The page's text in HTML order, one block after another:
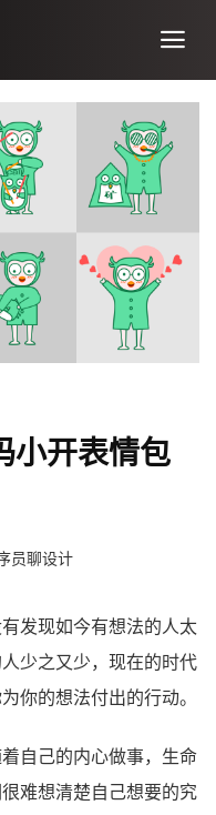
小开表情包
员聊设计
发现如今有想法的人太
少之又少，现在的时代
你的想法付出的行动。
自己的内心做事，生命
难想清楚自己想要的究